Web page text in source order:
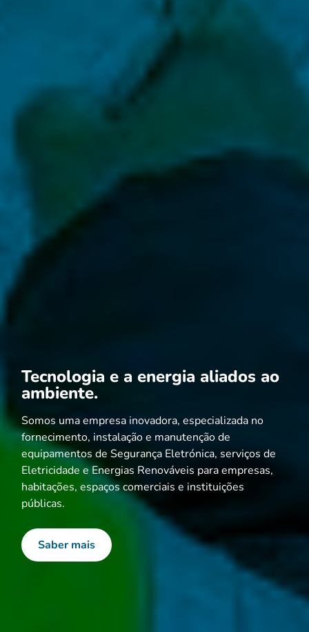
Tecnologia e a energia aliados ao
ambiente.
Somos uma empresa inovadora, especializada no
fornecimento, instalação e manutenção de
equipamentos de Segurança Eletrónica, serviços de
Eletricidade e Energias Renováveis para empresas,
habitações, espaços comerciais e instituições
públicas.
Saber mais